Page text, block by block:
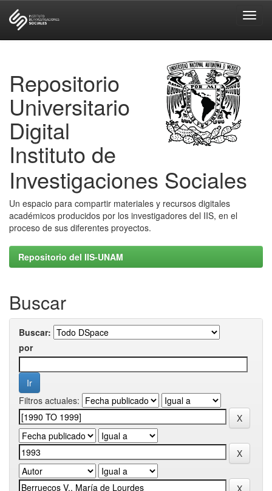
Repositorio
Universitario
Digital
Instituto de
Investigaciones Sociales
Un espacio para compartir materiales y recursos digitales
académicos producidos por los investigadores del IIS, en el
proceso de sus diferentes proyectos.
Repositorio del IIS-UNAM
Buscar
Buscar:
por
Filtros actuales: